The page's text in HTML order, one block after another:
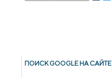
ПОИСК GOОGLE НА САЙТЕ